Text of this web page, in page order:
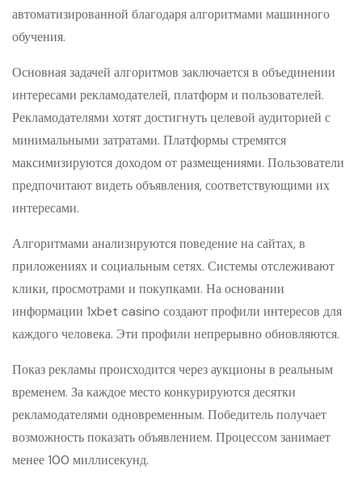
автоматизированной благодаря алгоритмами машинного
обучения.
Основная задачей алгоритмов заключается в объединении
интересами рекламодателей, платформ и пользователей.
Рекламодателями хотят достигнуть целевой аудиторией с
минимальными затратами. Платформы стремятся
максимизируются доходом от размещениями. Пользователи
предпочитают видеть объявления, соответствующими их
интересами.
Алгоритмами анализируются поведение на сайтах, в
приложениях и социальным сетях. Системы отслеживают
клики, просмотрами и покупками. На основании
информации 1xbet casino создают профили интересов для
каждого человека. Эти профили непрерывно обновляются.
Показ рекламы происходится через аукционы в реальным
временем. За каждое место конкурируются десятки
рекламодателями одновременным. Победитель получает
возможность показать объявлением. Процессом занимает
менее 100 миллисекунд.